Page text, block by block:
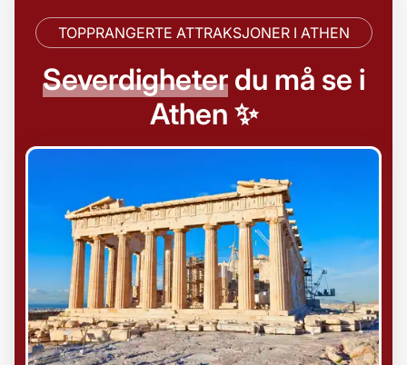
TOPPRANGERTE ATTRAKSJONER I ATHEN
Severdigheterdu må se i
Athen ✨